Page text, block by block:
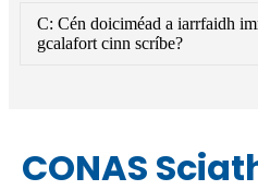
C: Cén doiciméad a iarrfaidh
gcalafort cinn scríbe?
CONAS